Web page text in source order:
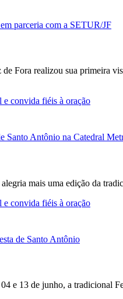
Fora realizou sua primeira
e convida fiéis à oração
mais uma edição da
e convida fiéis à oração
e 13 de junho, a tradicional